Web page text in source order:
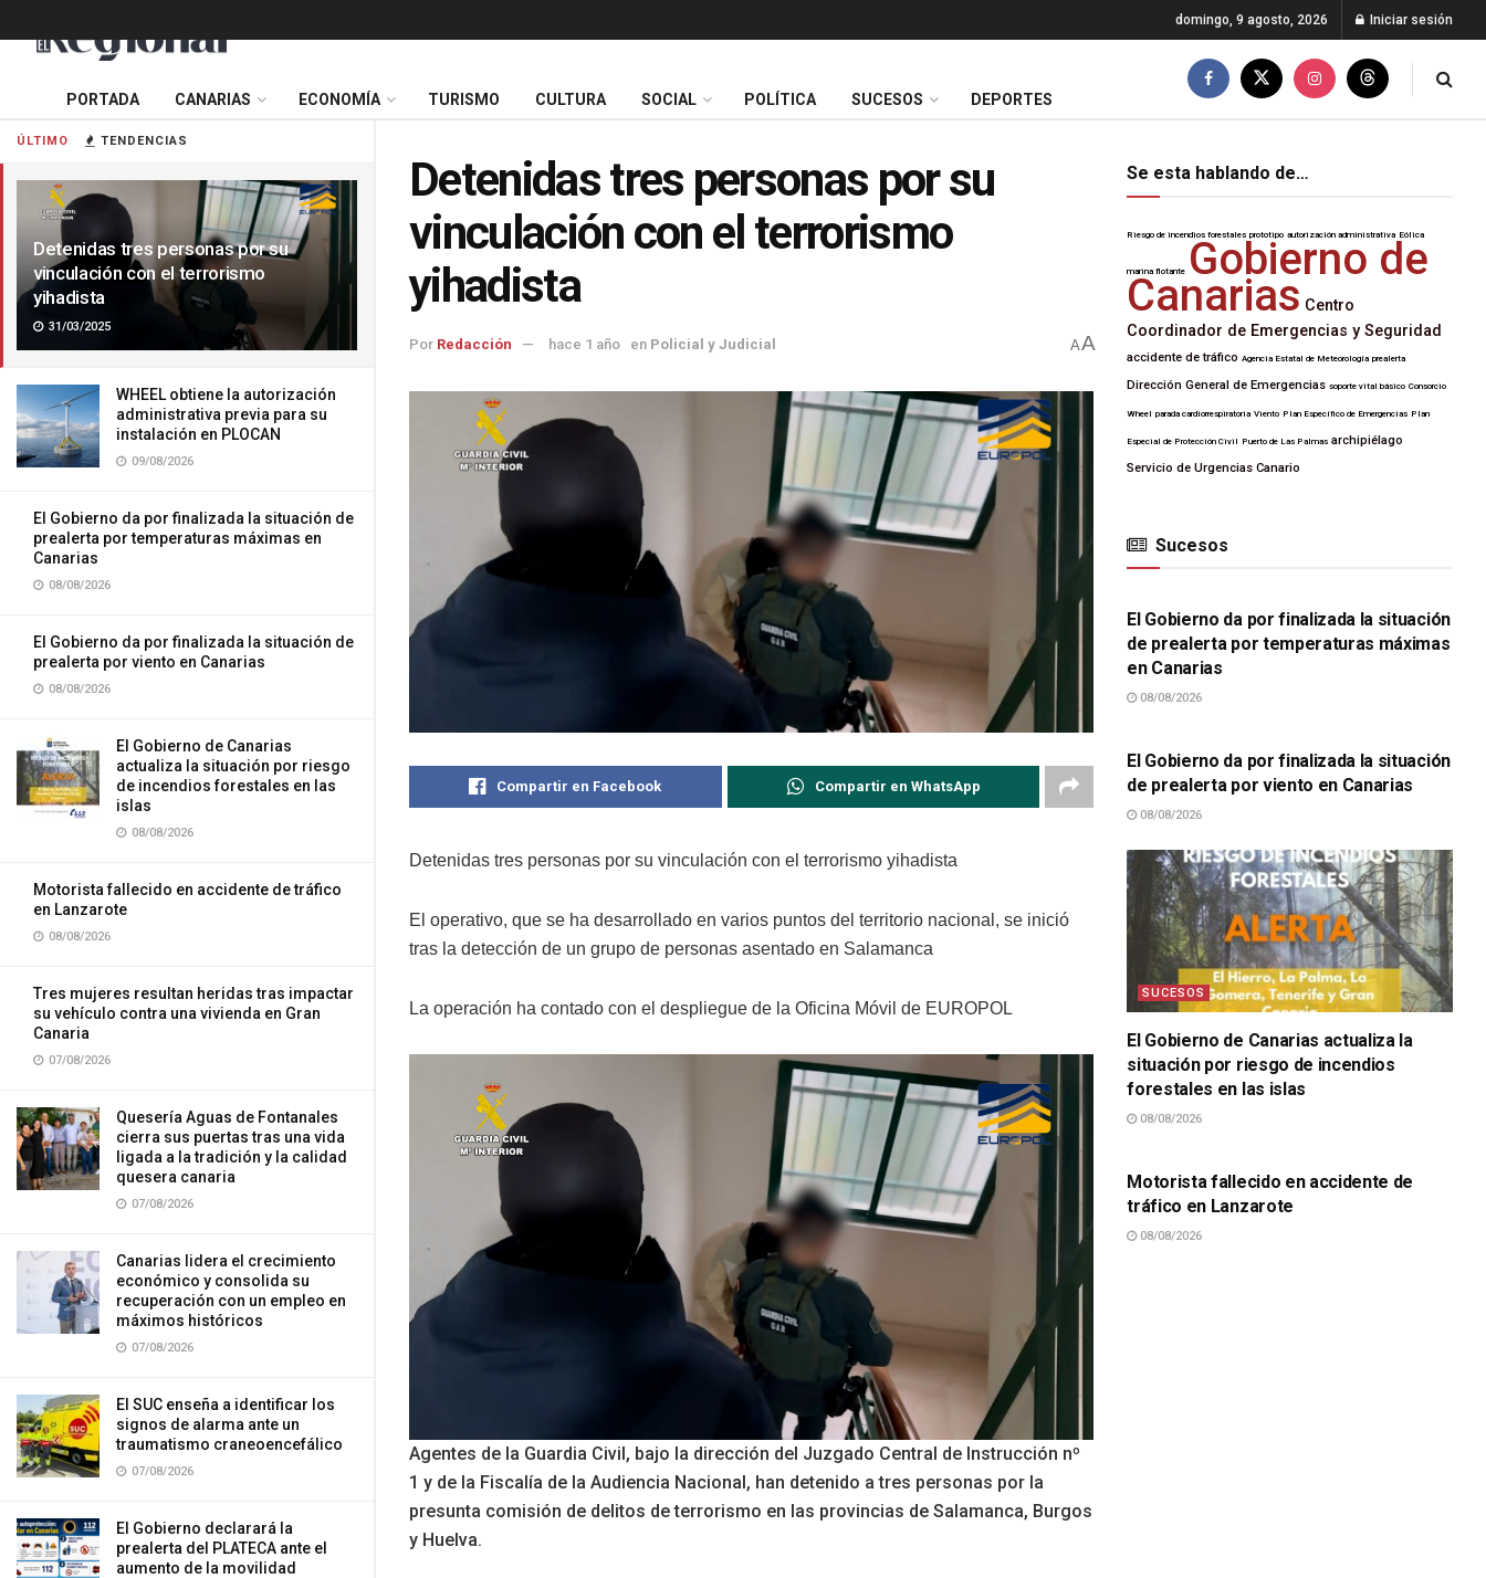
ÚLTIMO TENDENCIAS
Detenidas tres personas por su
vinculación con el terrorismo
yihadista
31/03/2025
WHEEL obtiene la autorización
administrativa previa para su
instalación en PLOCAN
09/08/2026
El Gobierno da por finalizada la situación de
prealerta por temperaturas máximas en
Canarias
08/08/2026
El Gobierno da por finalizada la situación de
prealerta por viento en Canarias
08/08/2026
El Gobierno de Canarias
actualiza la situación por riesgo
de incendios forestales en las
islas
08/08/2026
Motorista fallecido en accidente de tráfico
en Lanzarote
08/08/2026
Tres mujeres resultan heridas tras impactar
su vehículo contra una vivienda en Gran
Canaria
07/08/2026
Quesería Aguas de Fontanales
cierra sus puertas tras una vida
ligada a la tradición y la calidad
quesera canaria
07/08/2026
Canarias lidera el crecimiento
económico y consolida su
recuperación con un empleo en
máximos históricos
07/08/2026
El SUC enseña a identificar los
signos de alarma ante un
traumatismo craneoencefálico
07/08/2026
El Gobierno declarará la
prealerta del PLATECA ante el
aumento de la movilidad
domingo, 9 agosto, 2026 Iniciar sesión
PORTADA CANARIAS ECONOMÍA TURISMO CULTURA SOCIAL POLÍTICA SUCESOS DEPORTES
Detenidas tres personas por su
vinculación con el terrorismo
yihadista
Por Redacción hace 1 año en Policial y Judicial AA
Compartir en Facebook Compartir en WhatsApp
Detenidas tres personas por su vinculación con el terrorismo yihadista
El operativo, que se ha desarrollado en varios puntos del territorio nacional, se inició
tras la detección de un grupo de personas asentado en Salamanca
La operación ha contado con el despliegue de la Oficina Móvil de EUROPOL
Agentes de la Guardia Civil, bajo la dirección del Juzgado Central de Instrucción nº
1 y de la Fiscalía de la Audiencia Nacional, han detenido a tres personas por la
presunta comisión de delitos de terrorismo en las provincias de Salamanca, Burgos
y Huelva.
Se esta hablando de…
Riesgo de incendios forestales prototipo autorización administrativa Eólica
marina flotante Gobierno de
Canarias Centro
Coordinador de Emergencias y Seguridad
accidente de tráfico Agencia Estatal de Meteorología prealerta
Dirección General de Emergencias soporte vital básico Consorcio
Wheel parada cardiorrespiratoria Viento Plan Específico de Emergencias Plan
Especial de Protección Civil Puerto de Las Palmas archipiélago
Servicio de Urgencias Canario
Sucesos
SUCESOS
El Gobierno da por finalizada la situación
de prealerta por temperaturas máximas
en Canarias
08/08/2026
El Gobierno da por finalizada la situación
de prealerta por viento en Canarias
08/08/2026
SUCESOS
El Gobierno de Canarias actualiza la
situación por riesgo de incendios
forestales en las islas
08/08/2026
Motorista fallecido en accidente de
tráfico en Lanzarote
08/08/2026